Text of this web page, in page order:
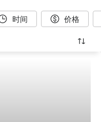
时间 价格